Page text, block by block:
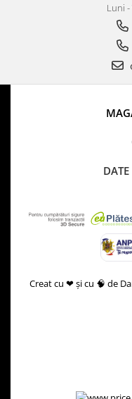
Luni -
Creat cu ❤ și cu 🧠 de